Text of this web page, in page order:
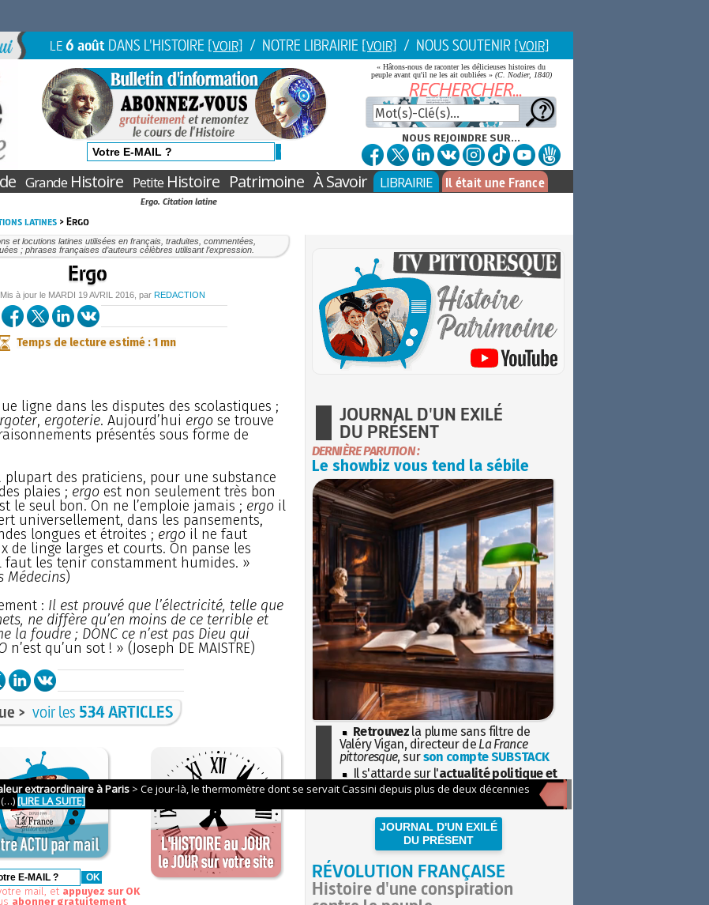
LE6 août DANS L'HISTOIRE [VOIR] / NOTRE LIBRAIRIE [VOIR] / NOUS SOUTENIR [VOIR]
« Hâtons-nous de raconter les délicieuses histoires du
peuple avant qu'il ne les ait oubliées » (C. Nodier, 1840)
NOUS REJOINDRE SUR...
GrandeHistoire PetiteHistoire Patrimoine À Savoir LIBRAIRIE Il était une France
Ergo. Citation latine
latines> Ergo
et locutions latines utilisées en français, traduites, commentées,
; phrases françaises d’auteurs célèbres utilisant l’expression.
Ergo
à jour le MARDI 19 AVRIL 2016 , par REDACTION
Temps de lecture estimé : 1 mn
ligne dans les disputes des scolastiques ;
, ergoterie. Aujourd’hui ergose trouve
présentés sous forme de
plupart des praticiens, pour une substance
plaies ; ergoest non seulement très bon
le seul bon. On ne l’emploie jamais ; ergoil
universellement, dans les pansements,
longues et étroites ; ergoil ne faut
de linge larges et courts. On panse les
les tenir constamment humides. »
Médecins)
: Il est prouvé que l’électricité, telle que
ne diffère qu’en moins de ce terrible et
la foudre ; DONC ce n’est pas Dieu qui
n’est qu’un sot ! » (Joseph DE MAISTRE)
> voir les 534 ARTICLES
mail, et appuyez sur OK
abonner gratuitement
JOURNAL D'UN EXILÉ
DU PRÉSENT
DERNIÈRE PARUTION :
Le showbiz vous tend la sébile
Retrouvez la plume sans filtre de
Valéry Vigan, directeur de La France
pittoresque, surson compte SUBSTACK
Il s'attarde sur l'actualité politique et
sociétaleavec la hauteur de vue de
JOURNAL D'UN EXILÉ
DU PRÉSENT
RÉVOLUTION FRANÇAISE
Histoire d'une conspiration